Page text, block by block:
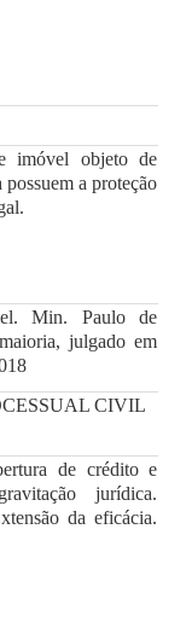
imóvel objeto de
a proteção
Min. Paulo de
julgado em
CIVIL
de crédito e
jurídica.
da eficácia.